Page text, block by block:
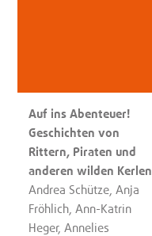
Auf ins Abenteuer!
Geschichten von
Rittern, Piraten und
anderen wilden Kerlen
Andrea Schütze, Anja
Fröhlich, Ann-Katrin
Heger, Annelies